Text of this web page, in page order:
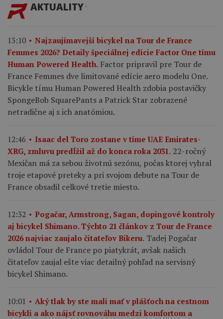
AKTUALITY
13:10
Najzaujímavejší bicykel na Tour de France
Femmes 2026? Detaily špeciálnej edície Factor One tímu
Human Powered Health. Factor pripravil pre Tour de
France Femmes dve limitované edície aero modelu One.
Bicykle tímu Human Powered Health zdobia postavičky
SpongeBob SquarePants a Patrick Star zobrazené
netradične aj s ich anatómiou.
12:46
Isaac del Toro zostane v tíme UAE Emirates-
XRG, zmluvu predĺžil až do konca roka 2031. 22-ročný
Mexičan má za sebou životnú sezónu, počas ktorej vyhral
troje etapové preteky a pri svojom debute na Tour de
France obsadil celkové tretie miesto.
12:32
Pogačar, Armstrong, Sagan, dopingové kontroly
aj bicykel Shimano. Týchto 21 článkov z Tour de France
2026 najviac zaujalo čitateľov Bikeru. Tadej Pogačar
ovládol Tour de France po piatykrát, avšak našich
čitateľov zaujal ešte viac detailný pohľad na servisný
bicykel Shimano.
10:01
Aký tlak by ste mali mať v plášťoch na cestnom
bicykli a ako nájsť rovnováhu medzi komfortom a